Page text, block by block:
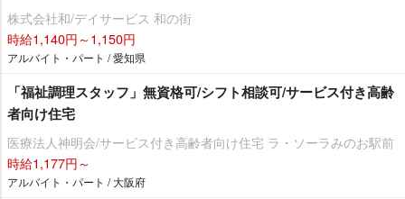
株式会社和/デイサービス 和の街
時給1,140円～1,150円
アルバイト・パート / 愛知県
「福祉調理スタッフ」無資格可/シフト相談可/サービス付き高齢
者向け住宅
医療法人神明会/サービス付き高齢者向け住宅 ラ・ソーラみのお駅前
時給1,177円～
アルバイト・パート / 大阪府